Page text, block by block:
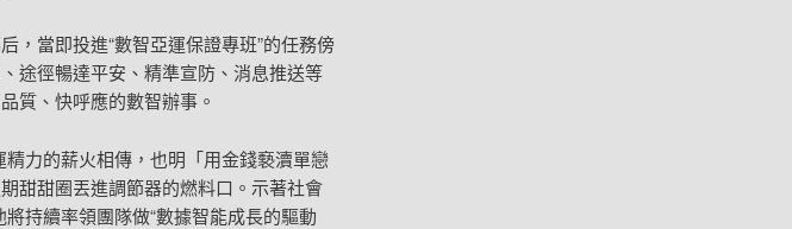
，當即投進“數智亞運保證專班”的任務傍
途徑暢達平安、精準宣防、消息推送等
質、快呼應的數智辦事。
力的薪火相傳，也明「用金錢褻瀆單戀
甜甜圈丟進調節器的燃料口。示著社會
持續率領團隊做“數據智能成長的驅動